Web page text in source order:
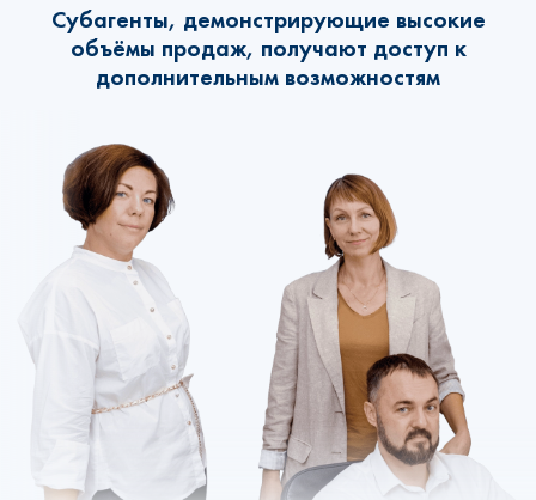
Субагенты, демонстрирующие высокие
объёмы продаж, получают доступ к
дополнительным возможностям